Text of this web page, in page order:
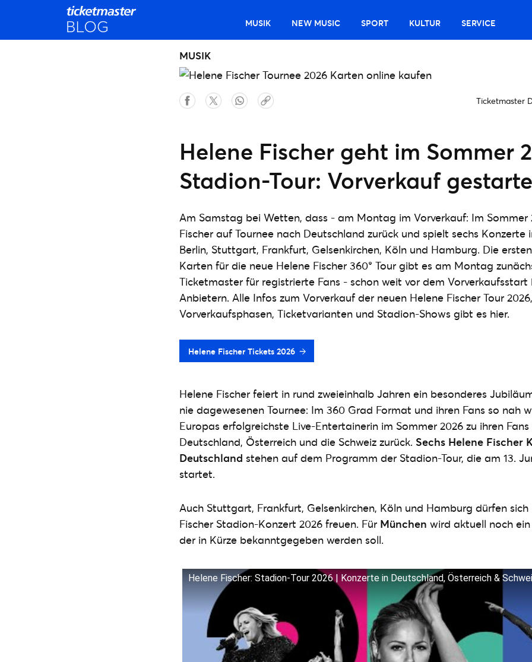
MUSIK NEW MUSIC SPORT KULTUR SERVICE
MUSIK
Ticketmaster
Helene Fischer geht im Sommer
Stadion-Tour: Vorverkauf
Am Samstag bei Wetten, dass - am Montag im Vorverkauf: Im Sommer
Fischer auf Tournee nach Deutschland zurück und spielt sechs Konzerte
Berlin, Stuttgart, Frankfurt, Gelsenkirchen, Köln und Hamburg. Die
Karten für die neue Helene Fischer 360° Tour gibt es am Montag
Ticketmaster für registrierte Fans - schon weit vor dem Vorverkaufsstart
Anbietern. Alle Infos zum Vorverkauf der neuen Helene Fischer Tour
Vorverkaufsphasen, Ticketvarianten und Stadion-Shows gibt es hier.
Helene Fischer Tickets 2026
Helene Fischer feiert in rund zweieinhalb Jahren ein besonderes
nie dagewesenen Tournee: Im 360 Grad Format und ihren Fans so nah
Europas erfolgreichste Live-Entertainerin im Sommer 2026 zu ihren
Deutschland, Österreich und die Schweiz zurück. Sechs Helene Fischer
Deutschland stehen auf dem Programm der Stadion-Tour, die am 13.
startet.
Auch Stuttgart, Frankfurt, Gelsenkirchen, Köln und Hamburg dürfen sich
Fischer Stadion-Konzert 2026 freuen. Für München wird aktuell noch
der in Kürze bekanntgegeben werden soll.
Helene Fischer: Stadion-Tour 2026 | Konzerte in Deutschland, Österreich &